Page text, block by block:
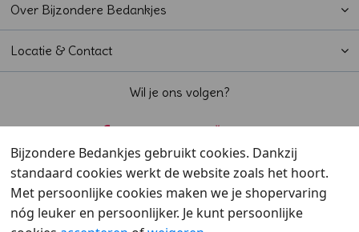
Over Bijzondere Bedankjes
Locatie & Contact
Wil je ons volgen?
Bijzondere Bedankjes gebruikt cookies. Dankzij
standaard cookies werkt de website zoals het hoort.
Met persoonlijke cookies maken we je shopervaring
nóg leuker en persoonlijker. Je kunt persoonlijke